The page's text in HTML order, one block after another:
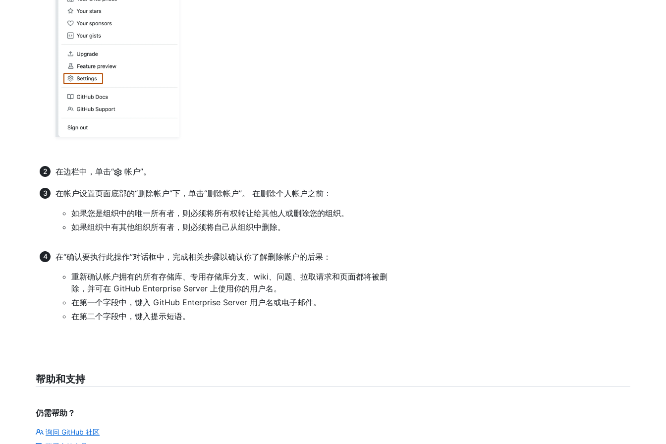
在边栏中，单击“ 帐户”。
在帐户设置页面底部的“删除帐户”下，单击“删除帐户”。 在删除个人帐户之前：
如果您是组织中的唯一所有者，则必须将所有权转让给其他人或删除您的组织。
如果组织中有其他组织所有者，则必须将自己从组织中删除。
在“确认要执行此操作”对话框中，完成相关步骤以确认你了解删除帐户的后果：
重新确认帐户拥有的所有存储库、专用存储库分支、wiki、问题、拉取请求和页面都将被删
除，并可在 GitHub Enterprise Server 上使用你的用户名。
在第一个字段中，键入 GitHub Enterprise Server 用户名或电子邮件。
在第二个字段中，键入提示短语。
帮助和支持
仍需帮助？
询问 GitHub 社区